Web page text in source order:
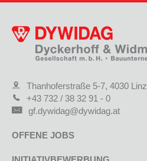
Thanhoferstraße 5-7, 4030 Linz
+43 732 / 38 32 91 - 0
gf.dywidag@dywidag.at
OFFENE JOBS